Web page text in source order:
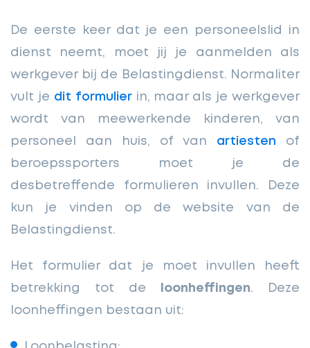
De eerste keer dat je een personeelslid in
dienst neemt, moet jij je aanmelden als
werkgever bij de Belastingdienst. Normaliter
vult je dit formulierin, maar als je werkgever
wordt van meewerkende kinderen, van
personeel aan huis, of van artiesten of
beroepssporters moet je de
desbetreffende formulieren invullen. Deze
kun je vinden op de website van de
Belastingdienst.
Het formulier dat je moet invullen heeft
betrekking tot de
loonheffingen. Deze
loonheffingen bestaan uit: